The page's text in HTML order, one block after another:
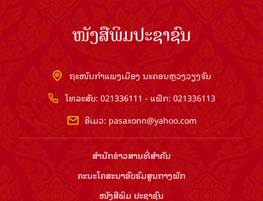
ໜັງສືພິມປະຊາຊົນ
ຖະໜົນກຳແພງເມືອງ ນະຄອນຫຼວງວຽງຈັນ
ໂທລະສັບ: 021336111 - ແຟັກ: 021336113
ອີເມວ: pasaxonn@yahoo.com
ສຳ​ນັກ​ຂ່າວ​ສານ​ທີ່​ສຳ​ຄັນ​
ຄະນະໂຄສະນາອົບຮົມ​ສູນ​ກາງ​ພັກ
ໜັງສືພິມ ປະ​ຊາ​ຊົນ